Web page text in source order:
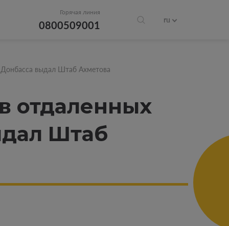
Горячая линия
0800509001 ru
выдал Штаб Ахметова
отдаленных
Штаб